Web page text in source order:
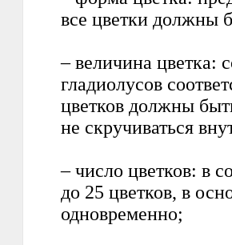
все цветки должны
– величина цветка:
гладиолусов
цветков должны
не скручиваться
– число цветков: в
до 25 цветков, в
одновременно;